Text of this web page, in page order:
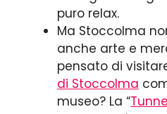
puro relax.
Ma Stoccolma
anche arte e
pensato di
di Stoccolma
museo? La “